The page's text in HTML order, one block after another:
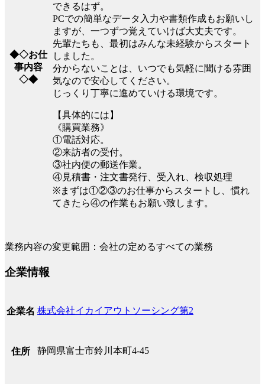
◆◇お仕
事内容
◇◆
できるはず。
PCでの簡単なデータ入力や書類作成もお願いし
ますが、一つずつ覚えていけば大丈夫です。
先輩たちも、最初はみんな未経験からスタート
しました。
分からないことは、いつでも気軽に聞ける雰囲
気なので安心してください。
じっくり丁寧に進めていける環境です。
【具体的には】
《購買業務》
①電話対応。
②来訪者の受付。
③社内便の郵送作業。
④見積書・注文書発行、受入れ、検収処理
※まずは①②③のお仕事からスタートし、慣れ
てきたら④の作業もお願い致します。
業務内容の変更範囲：会社の定めるすべての業務
企業情報
企業名 株式会社イカイアウトソーシング第2
住所 静岡県富士市鈴川本町4-45